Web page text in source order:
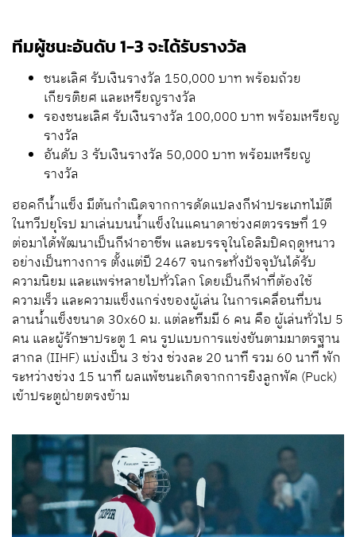
ทีมผู้ชนะอันดับ 1-3 จะได้รับรางวัล
ชนะเลิศ รับเงินรางวัล 150,000 บาท พร้อมถ้วย
เกียรติยศ และเหรียญรางวัล
รองชนะเลิศ รับเงินรางวัล 100,000 บาท พร้อมเหรียญ
รางวัล
อันดับ 3 รับเงินรางวัล 50,000 บาท พร้อมเหรียญ
รางวัล
ฮอคกีน้ำแข็ง มีต้นกำเนิดจากการดัดแปลงกีฬาประเภทไม้ตี
ในทวีปยุโรป มาเล่นบนน้ำแข็งในแคนาดาช่วงศตวรรษที่ 19
ต่อมาได้พัฒนาเป็นกีฬาอาชีพ และบรรจุในโอลิมปิคฤดูหนาว
อย่างเป็นทางการ ตั้งแต่ปี 2467 จนกระทั่งปัจจุบันได้รับ
ความนิยม และแพร่หลายไปทั่วโลก โดยเป็นกีฬาที่ต้องใช้
ความเร็ว และความแข็งแกร่งของผู้เล่น ในการเคลื่อนที่บน
ลานน้ำแข็งขนาด 30x60 ม. แต่ละทีมมี 6 คน คือ ผู้เล่นทั่วไป 5
คน และผู้รักษาประตู 1 คน รูปแบบการแข่งขันตามมาตรฐาน
สากล (IIHF) แบ่งเป็น 3 ช่วง ช่วงละ 20 นาที รวม 60 นาที พัก
ระหว่างช่วง 15 นาที ผลแพ้ชนะเกิดจากการยิงลูกพัค (Puck)
เข้าประตูฝ่ายตรงข้าม